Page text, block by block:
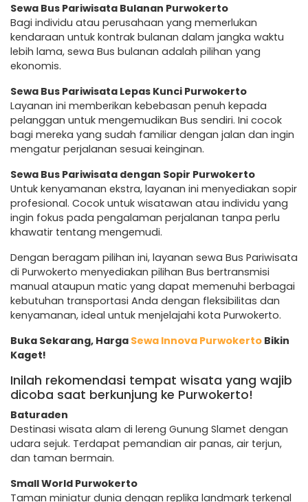
Sewa Bus Pariwisata Bulanan Purwokerto
Bagi individu atau perusahaan yang memerlukan
kendaraan untuk kontrak bulanan dalam jangka waktu
lebih lama, sewa Bus bulanan adalah pilihan yang
ekonomis.
Sewa Bus Pariwisata Lepas Kunci Purwokerto
Layanan ini memberikan kebebasan penuh kepada
pelanggan untuk mengemudikan Bus sendiri. Ini cocok
bagi mereka yang sudah familiar dengan jalan dan ingin
mengatur perjalanan sesuai keinginan.
Sewa Bus Pariwisata dengan Sopir Purwokerto
Untuk kenyamanan ekstra, layanan ini menyediakan sopir
profesional. Cocok untuk wisatawan atau individu yang
ingin fokus pada pengalaman perjalanan tanpa perlu
khawatir tentang mengemudi.
Dengan beragam pilihan ini, layanan sewa Bus Pariwisata
di Purwokerto menyediakan pilihan Bus bertransmisi
manual ataupun matic yang dapat memenuhi berbagai
kebutuhan transportasi Anda dengan fleksibilitas dan
kenyamanan, ideal untuk menjelajahi kota Purwokerto.
Buka Sekarang, Harga Sewa Innova Purwokerto Bikin
Kaget!
Inilah rekomendasi tempat wisata yang wajib
dicoba saat berkunjung ke Purwokerto!
Baturaden
Destinasi wisata alam di lereng Gunung Slamet dengan
udara sejuk. Terdapat pemandian air panas, air terjun,
dan taman bermain.
Small World Purwokerto
Taman miniatur dunia dengan replika landmark terkenal